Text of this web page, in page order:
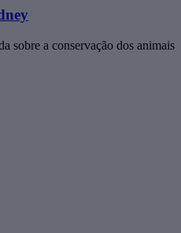
sobre a conservação dos animais